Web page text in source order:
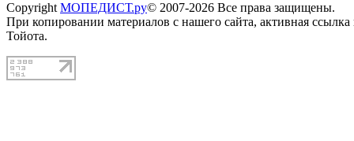
Copyright МОПЕДИСТ.ру© 2007-2026 Все права защищены.
При копировании материалов с нашего сайта, активная
Тойота.